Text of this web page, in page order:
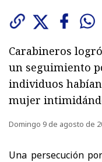
Carabineros
un seguimiento
individuos
mujer
Domingo 9 de agosto de
Una persecución